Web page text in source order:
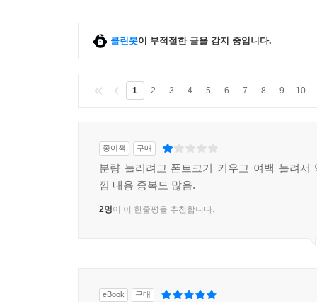
클린봇이 부적절한 글을 감지 중입니다.
1 2 3 4 5 6 7 8 9 10
종이책 구매
분량 늘리려고 폰트크기 키우고 여백 늘려서
낌 내용 중복도 많음.
2명이 이 한줄평을 추천합니다.
eBook 구매